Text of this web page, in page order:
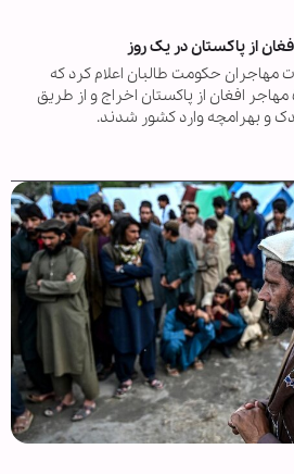
حکومت طالبان اعلام کرد که
روز جمعه ۱۱ اردیبهشت، ۵۱۹۸ مهاجر افغان از پاکستان اخراج و از طریق
و بهرامچه وارد کشور شدند.